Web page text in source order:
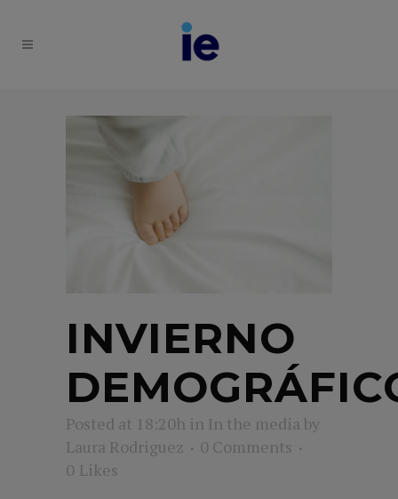
INVIERNO
Posted at 18:20h in In the media by
Laura Rodriguez
0 Comments
0 Likes